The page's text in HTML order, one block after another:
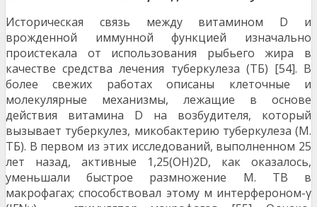
Историческая связь между витамином D и
врожденной иммунной функцией изначально
проистекала от использования рыбьего жира в
качестве средства лечения туберкулеза (ТБ) [54]. В
более свежих работах описаны клеточные и
молекулярные механизмы, лежащие в основе
действия витамина D на возбудителя, который
вызывает туберкулез, микобактерию туберкулеза (М.
ТБ). В первом из этих исследований, выполненном 25
лет назад, активные 1,25(OH)2D, как оказалось,
уменьшали быстрое размножение M. TB в
макрофагах; способствовал этому м интерфероном-γ